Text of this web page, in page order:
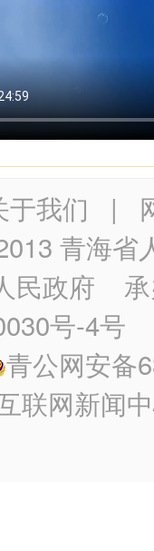
于我们 |
青海省
民政府 承
号-4号
青公网安备
联网新闻